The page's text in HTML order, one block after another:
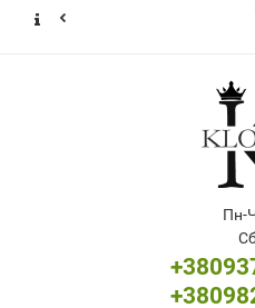
Пн-